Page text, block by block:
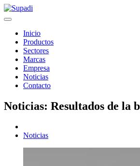
Inicio
Productos
Sectores
Marcas
Empresa
Noticias
Contacto
Noticias: Resultados de la
Noticias